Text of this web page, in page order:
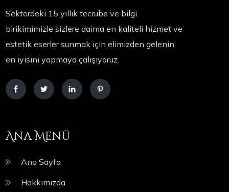
Sektördeki 15 yıllık tecrübe ve bilgi
birikimimizle sizlere daima en kaliteli hizmet ve
estetik eserler sunmak için elimizden gelenin
en iyisini yapmaya çalışıyoruz.
Ana Menü
Ana Sayfa
Hakkımızda